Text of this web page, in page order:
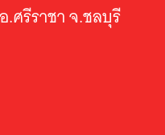
ศรีราชา จ.ชลบุรี